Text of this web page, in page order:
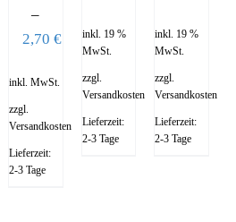
–
2,70€
inkl. MwSt.
zzgl.
Versandkosten
Lieferzeit:
2-3 Tage
inkl. 19 %
MwSt.
zzgl.
Versandkosten
Lieferzeit:
2-3 Tage
inkl. 19 %
MwSt.
zzgl.
Versandkosten
Lieferzeit:
2-3 Tage